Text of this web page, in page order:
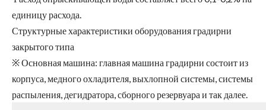
единицу расхода.
Структурные характеристики оборудования градирни
закрытого типа
※ Основная машина: главная машина градирни состоит из
корпуса, медного охладителя, выхлопной системы, системы
распыления, дегидратора, сборного резервуара и так далее.